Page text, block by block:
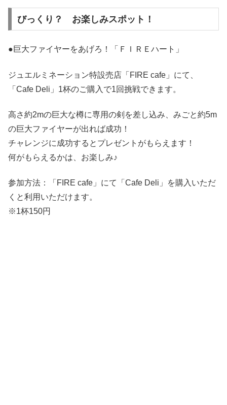
びっくり？ お楽しみスポット！
●巨大ファイヤーをあげろ！「ＦＩＲＥハート」
ジュエルミネーション特設売店「FIRE cafe」にて、
「Cafe Deli」1杯のご購入で1回挑戦できます。
高さ約2mの巨大な樽に専用の剣を差し込み、みごと約5m
の巨大ファイヤーが出れば成功！
チャレンジに成功するとプレゼントがもらえます！
何がもらえるかは、お楽しみ♪
参加方法：「FIRE cafe」にて「Cafe Deli」を購入いただ
くと利用いただけます。
※1杯150円